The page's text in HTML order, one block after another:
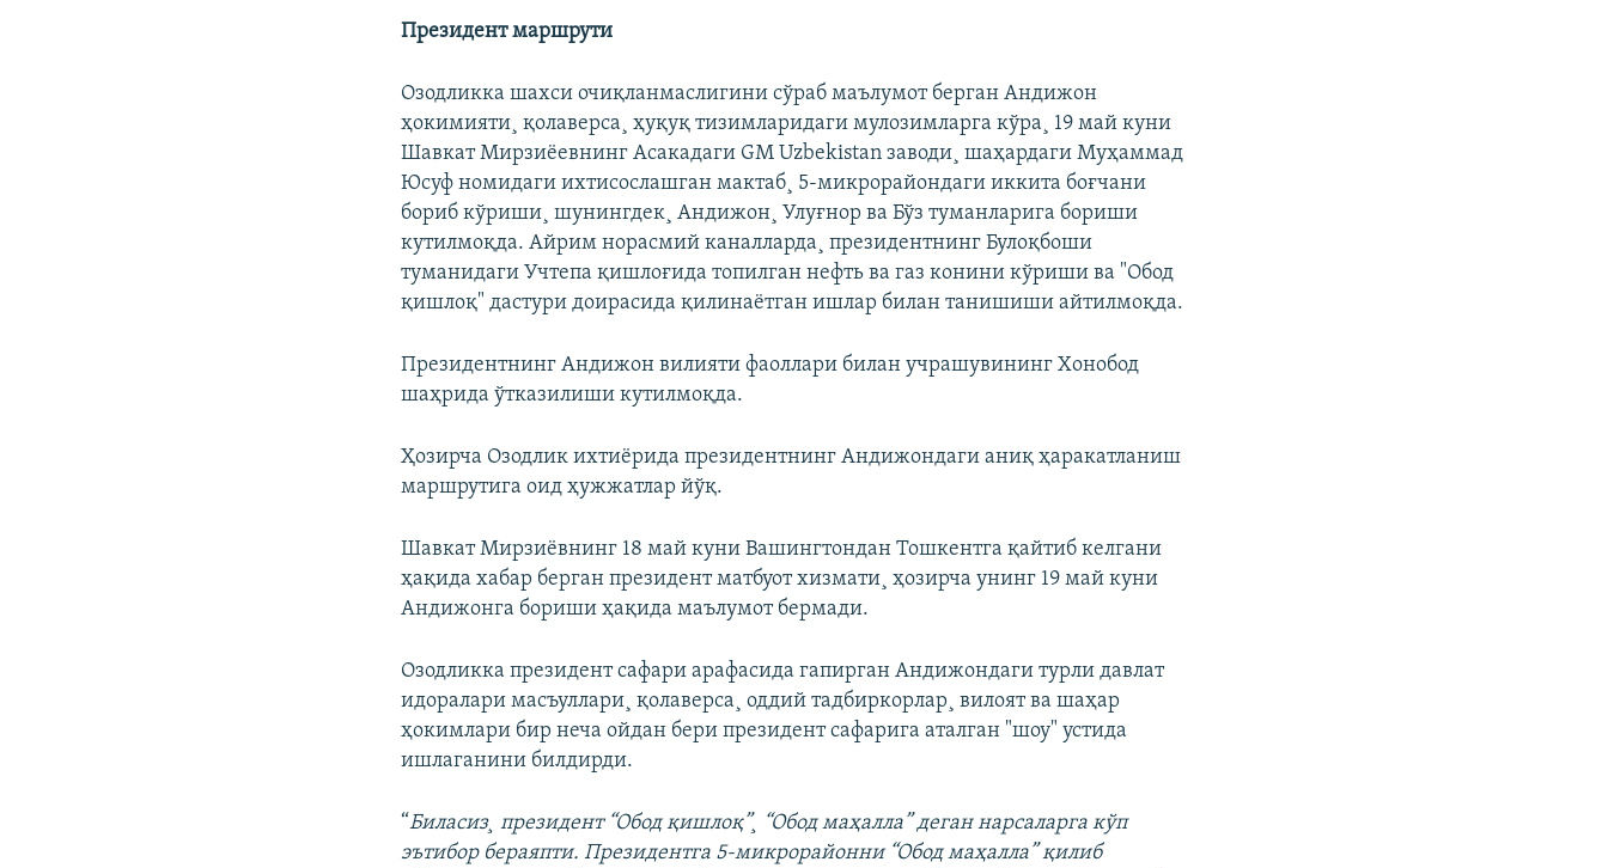
Президент маршрути
Озодликка шахси очиқланмаслигини сўраб маълумот берган Андижон
ҳокимияти¸ қолаверса¸ ҳуқуқ тизимларидаги мулозимларга кўра¸ 19 май куни
Шавкат Мирзиëевнинг Асакадаги GM Uzbekistan заводи¸ шаҳардаги Муҳаммад
Юсуф номидаги ихтисослашган мактаб¸ 5-микрорайондаги иккита боғчани
бориб кўриши¸ шунингдек¸ Андижон¸ Улуғнор ва Бўз туманларига бориши
кутилмоқда. Айрим норасмий каналларда¸ президентнинг Булоқбоши
туманидаги Учтепа қишлоғида топилган нефть ва газ конини кўриши ва "Обод
қишлоқ" дастури доирасида қилинаëтган ишлар билан танишиши айтилмоқда.
Президентнинг Андижон вилияти фаоллари билан учрашувининг Хонобод
шаҳрида ўтказилиши кутилмоқда.
Ҳозирча Озодлик ихтиëрида президентнинг Андижондаги аниқ ҳаракатланиш
маршрутига оид ҳужжатлар йўқ.
Шавкат Мирзиëвнинг 18 май куни Вашингтондан Тошкентга қайтиб келгани
ҳақида хабар берган президент матбуот хизмати¸ ҳозирча унинг 19 май куни
Андижонга бориши ҳақида маълумот бермади.
Озодликка президент сафари арафасида гапирган Андижондаги турли давлат
идоралари масъуллари¸ қолаверса¸ оддий тадбиркорлар¸ вилоят ва шаҳар
ҳокимлари бир неча ойдан бери президент сафарига аталган "шоу" устида
ишлаганини билдирди.
“Биласиз¸ президент “Обод қишлоқ”¸ “Обод маҳалла” деган нарсаларга кўп
эътибор бераяпти. Президентга 5-микрорайонни “Обод маҳалла” қилиб